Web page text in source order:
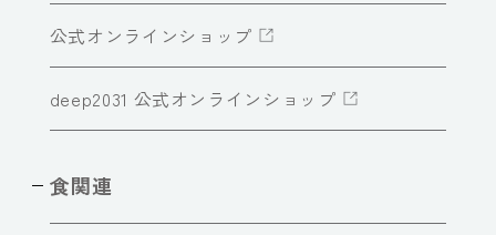
公式オンラインショップ
deep2031 公式オンラインショップ
食関連